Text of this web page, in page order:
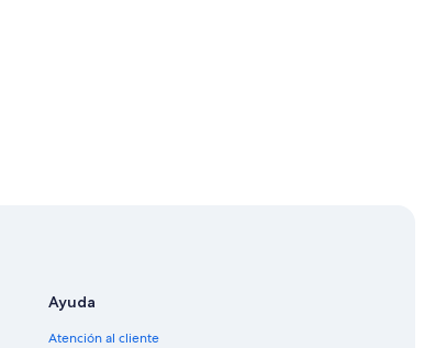
Ayuda
Atención al cliente